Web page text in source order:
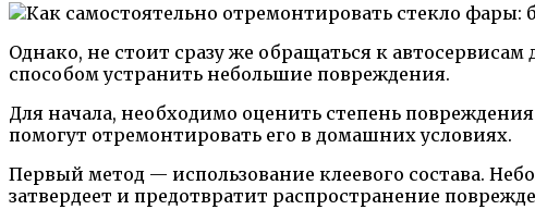
Однако, не стоит сразу же обращаться к
способом устранить небольшие повреждения.
Для начала, необходимо оценить степень
помогут отремонтировать его в домашних условиях.
Первый метод — использование клеевого состава.
затвердеет и предотвратит распространение